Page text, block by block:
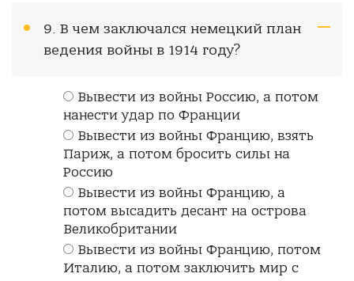
9. В чем заключался немецкий план
ведения войны в 1914 году?
Вывести из войны Россию, а потом
нанести удар по Франции
Вывести из войны Францию, взять
Париж, а потом бросить силы на
Россию
Вывести из войны Францию, а
потом высадить десант на острова
Великобритании
Вывести из войны Францию, потом
Италию, а потом заключить мир с